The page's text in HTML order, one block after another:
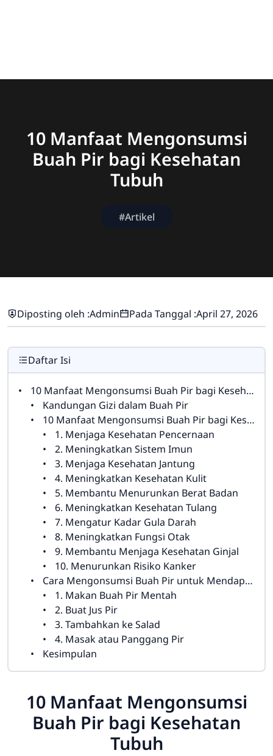
10 Manfaat Mengonsumsi
Buah Pir bagi Kesehatan
Tubuh
#Artikel
Diposting oleh :Admin Pada Tanggal :April 27, 2026
Daftar Isi
10 Manfaat Mengonsumsi Buah Pir bagi Kesehatan Tubuh
Kandungan Gizi dalam Buah Pir
10 Manfaat Mengonsumsi Buah Pir bagi Kesehatan Tubuh
1. Menjaga Kesehatan Pencernaan
2. Meningkatkan Sistem Imun
3. Menjaga Kesehatan Jantung
4. Meningkatkan Kesehatan Kulit
5. Membantu Menurunkan Berat Badan
6. Meningkatkan Kesehatan Tulang
7. Mengatur Kadar Gula Darah
8. Meningkatkan Fungsi Otak
9. Membantu Menjaga Kesehatan Ginjal
10. Menurunkan Risiko Kanker
Cara Mengonsumsi Buah Pir untuk Mendapatkan Manfaat Optimal
1. Makan Buah Pir Mentah
2. Buat Jus Pir
3. Tambahkan ke Salad
4. Masak atau Panggang Pir
Kesimpulan
10 Manfaat Mengonsumsi
Buah Pir bagi Kesehatan
Tubuh